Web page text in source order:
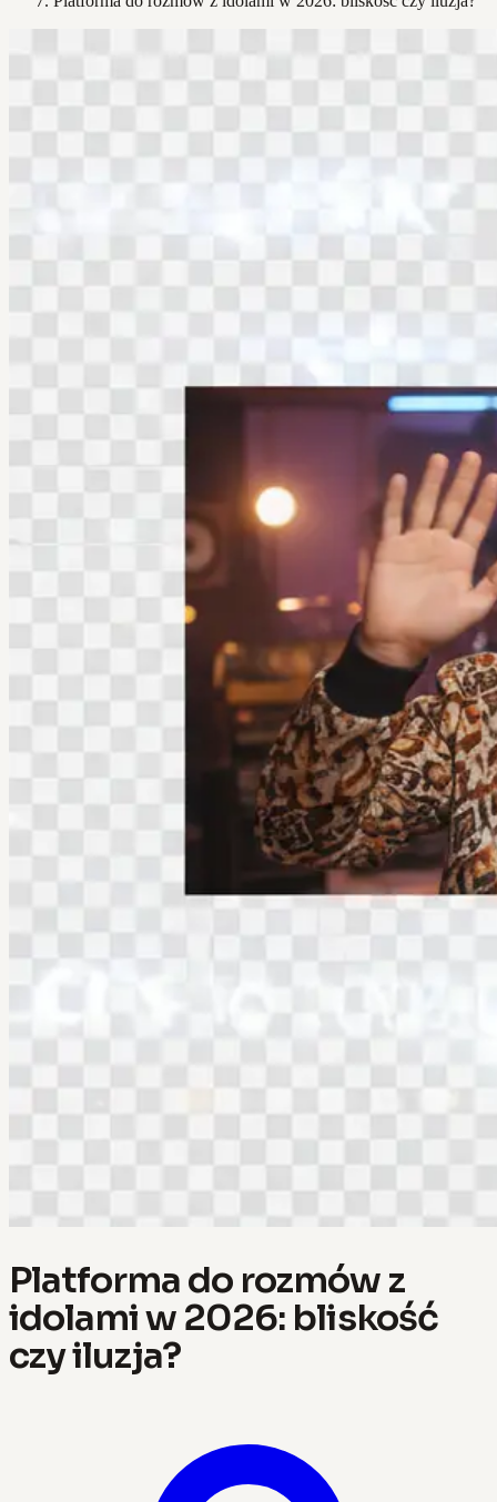
Platforma do rozmów z
idolami w 2026: bliskość
czy iluzja?